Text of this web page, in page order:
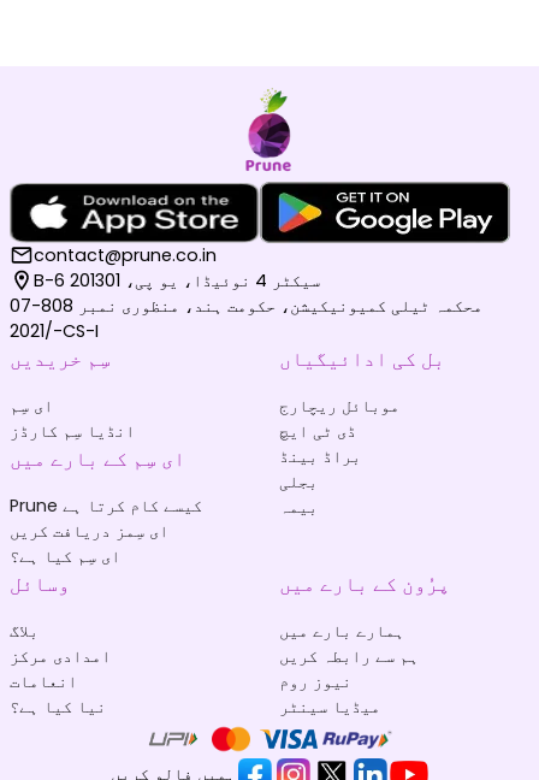
contact@prune.co.in
B-6 سیکٹر 4 نوئیڈا، یو پی، 201301
محکمہ ٹیلی کمیونیکیشن، حکومت ہند، منظوری نمبر 808-07
/2021-CS-I
سِم خریدیں
ای سِم
انڈیا سِم کارڈز
ای سِم کے بارے میں
Prune کیسے کام کرتا ہے
ای سِمز دریافت کریں
ای سِم کیا ہے؟
بل کی ادائیگیاں
موبائل ریچارج
ڈی ٹی ایچ
براڈ بینڈ
بجلی
بیمہ
وسائل
بلاگ
امدادی مرکز
انعامات
نیا کیا ہے؟
پرُون کے بارے میں
ہمارے بارے میں
ہم سے رابطہ کریں
نیوز روم
میڈیا سینٹر
ہمیں فالو کریں